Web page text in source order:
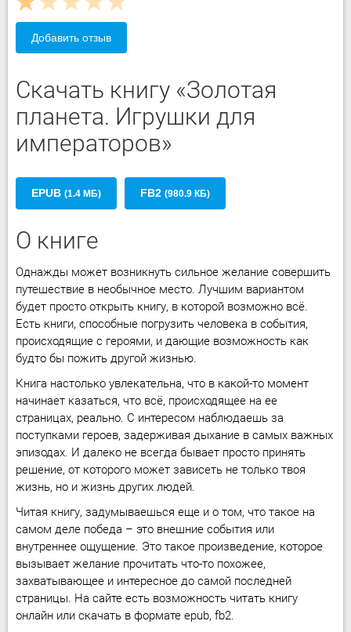
Добавить отзыв
Скачать книгу «Золотая
планета. Игрушки для
императоров»
EPUB (1.4 МБ) FB2 (980.9 КБ)
О книге
Однажды может возникнуть сильное желание совершить
путешествие в необычное место. Лучшим вариантом
будет просто открыть книгу, в которой возможно всё.
Есть книги, способные погрузить человека в события,
происходящие с героями, и дающие возможность как
будто бы пожить другой жизнью.
Книга настолько увлекательна, что в какой-то момент
начинает казаться, что всё, происходящее на ее
страницах, реально. С интересом наблюдаешь за
поступками героев, задерживая дыхание в самых важных
эпизодах. И далеко не всегда бывает просто принять
решение, от которого может зависеть не только твоя
жизнь, но и жизнь других людей.
Читая книгу, задумываешься еще и о том, что такое на
самом деле победа – это внешние события или
внутреннее ощущение. Это такое произведение, которое
вызывает желание прочитать что-то похожее,
захватывающее и интересное до самой последней
страницы. На сайте есть возможность читать книгу
онлайн или скачать в формате epub, fb2.